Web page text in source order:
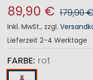
89,90 € 179,90 €
Inkl. MwSt., zzgl.
Lieferzeit 2-4 Werktage
FARBE rot